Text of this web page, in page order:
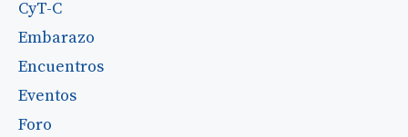
CyT-C
Embarazo
Encuentros
Eventos
Foro